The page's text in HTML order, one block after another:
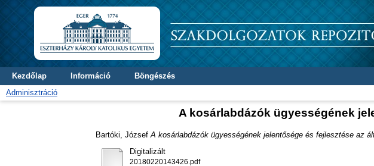
Kezdőlap Információ
Böngészés
Adminisztráció
A kosárlabdázók ügyességének
Bartóki, József A kosárlabdázók ügyességének jelentősége és fejlesztése az
Digitalizált
20180220143426.pdf